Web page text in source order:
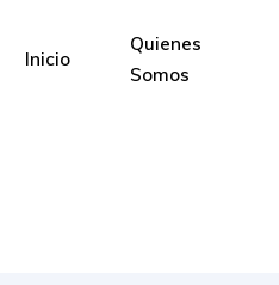
Inicio
Quienes
Somos